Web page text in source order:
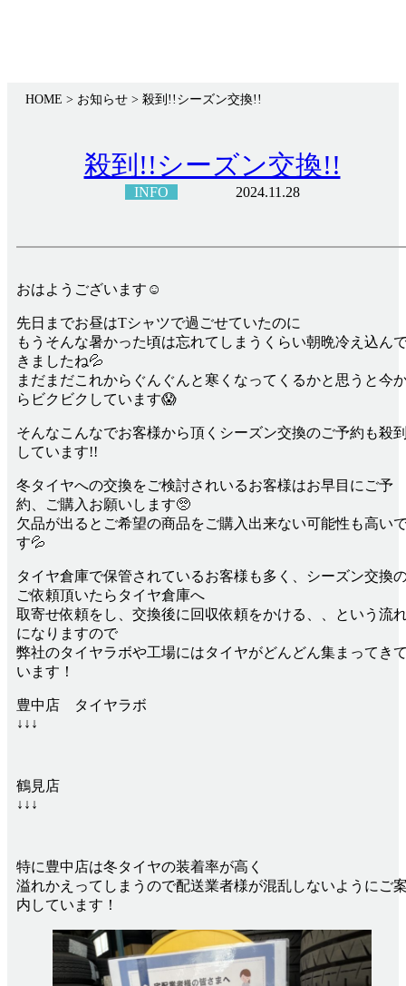
HOME > お知らせ > 殺到!!シーズン交換!!
殺到!!シーズン交換!!
INFO 2024.11.28
おはようございます☺
先日までお昼はTシャツで過ごせていたのに
もうそんな暑かった頃は忘れてしまうくらい朝晩冷え込ん
きましたね💦
まだまだこれからぐんぐんと寒くなってくるかと思うと今
らビクビクしています😱
そんなこんなでお客様から頂くシーズン交換のご予約も殺
しています!!
冬タイヤへの交換をご検討されいるお客様はお早目にご予
約、ご購入お願いします🥺
欠品が出るとご希望の商品をご購入出来ない可能性も高い
す💦
タイヤ倉庫で保管されているお客様も多く、シーズン交換
ご依頼頂いたらタイヤ倉庫へ
取寄せ依頼をし、交換後に回収依頼をかける、、という流
になりますので
弊社のタイヤラボや工場にはタイヤがどんどん集まってき
います！
豊中店 タイヤラボ
↓↓↓
鶴見店
↓↓↓
特に豊中店は冬タイヤの装着率が高く
溢れかえってしまうので配送業者様が混乱しないようにご
内しています！